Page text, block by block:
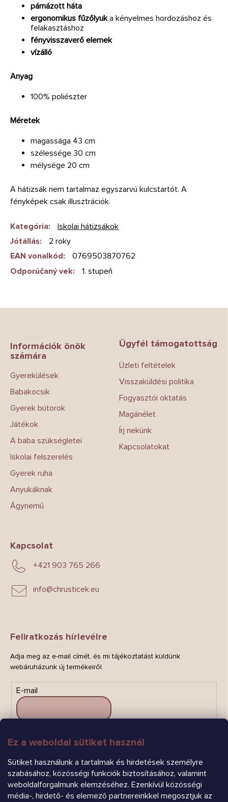
Ez a weboldal sütiket használ
Sütiket használunk a tartalmak és hirdetések személyre
szabásához, közösségi funkciók biztosításához, valamint
weboldalforgalmunk elemzéséhez. Ezenkívül közösségi
média-, hirdető- és elemező partnereinkkel megosztjuk az
párnázott háta
ergonomikus fűzőlyuka kényelmes hordozáshoz és
felakasztáshoz
fényvisszaverő elemek
vízálló
Anyag
100% poliészter
Méretek
magassága 43 cm
szélessége 30 cm
mélysége 20 cm
A hátizsák nem tartalmaz egyszarvú kulcstartót. A
fényképek csak illusztrációk.
Kategória:
Iskolai hátizsákok
Jótállás:
2 roky
EAN vonalkód:
0769503870762
Odporúčaný vek: 1. stupeň
Információk önök
számára
Gyerekülések
Babakocsik
Gyerek bútorok
Játékok
A baba szükségletei
Iskolai felszerelés
Gyerek ruha
Anyukáknak
Ágynemű
Ügyfél támogatottság
Üzleti feltételek
Visszaküldési politika
Fogyasztói oktatás
Magánélet
Írj nekünk
Kapcsolatokat
Kapcsolat
info@chrusticek.eu
+421 903 765 266
Feliratkozás hírlevélre
Adja meg az e-mail címét, és mi tájékoztatást küldünk
webáruházunk új termékeiről.
E-mail
FELIRATKOZÁS